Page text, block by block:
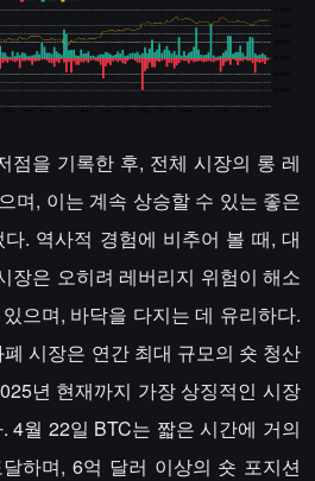
점을 기록한 후, 전체 시장의 롱 레
며, 이는 계속 상승할 수 있는 좋은
. 역사적 경험에 비추어 볼 때, 대
장은 오히려 레버리지 위험이 해소
으며, 바닥을 다지는 데 유리하다.
시장은 연간 최대 규모의 숏 청산
년 현재까지 가장 상징적인 시장
4월 22일 BTC는 짧은 시간에 거의
하며, 6억 달러 이상의 숏 포지션